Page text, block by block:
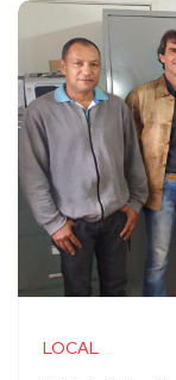
LOCAL